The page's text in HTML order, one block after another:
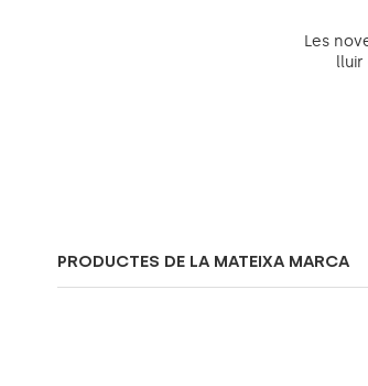
Les
PRODUCTES DE LA MATEIXA MARCA